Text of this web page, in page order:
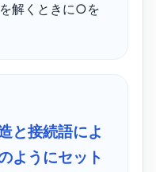
解くときに○を
と接続語によ
ようにセット